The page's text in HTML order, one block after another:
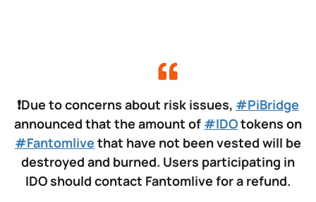
❗Due to concerns about risk issues, #PiBridge
announced that the amount of #IDOtokens on
#Fantomlive that have not been vested will be
destroyed and burned. Users participating in
IDO should contact Fantomlive for a refund.